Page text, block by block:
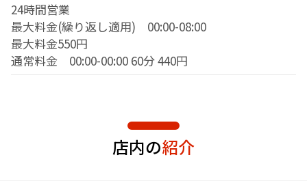
24時間営業
最大料金(繰り返し適用) 00:00-08:00
最大料金550円
通常料金 00:00-00:00 60分 440円
店内の紹介